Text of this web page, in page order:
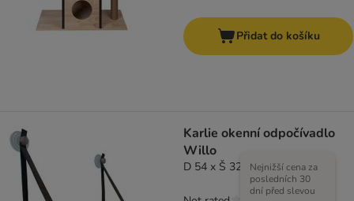
Přidat do košíku
Karlie okenní odpočívadlo
Willo
D 54 x Š 32 x V 55 cm
Nejnižší cena za
posledních 30
dní před slevou